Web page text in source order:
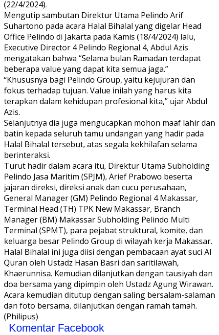
(22/4/2024).
Mengutip sambutan Direktur Utama Pelindo Arif
Suhartono pada acara Halal Bihalal yang digelar Head
Office Pelindo di Jakarta pada Kamis (18/4/2024) lalu,
Executive Director 4 Pelindo Regional 4, Abdul Azis
mengatakan bahwa “Selama bulan Ramadan terdapat
beberapa value yang dapat kita semua jaga.”
“Khususnya bagi Pelindo Group, yaitu kejujuran dan
fokus terhadap tujuan. Value inilah yang harus kita
terapkan dalam kehidupan profesional kita,” ujar Abdul
Azis.
Selanjutnya dia juga mengucapkan mohon maaf lahir dan
batin kepada seluruh tamu undangan yang hadir pada
Halal Bihalal tersebut, atas segala kekhilafan selama
berinteraksi.
Turut hadir dalam acara itu, Direktur Utama Subholding
Pelindo Jasa Maritim (SPJM), Arief Prabowo beserta
jajaran direksi, direksi anak dan cucu perusahaan,
General Manager (GM) Pelindo Regional 4 Makassar,
Terminal Head (TH) TPK New Makassar, Branch
Manager (BM) Makassar Subholding Pelindo Multi
Terminal (SPMT), para pejabat struktural, komite, dan
keluarga besar Pelindo Group di wilayah kerja Makassar.
Halal Bihalal ini juga diisi dengan pembacaan ayat suci Al
Quran oleh Ustadz Hasan Basri dan saritilawah,
Khaerunnisa. Kemudian dilanjutkan dengan tausiyah dan
doa bersama yang dipimpin oleh Ustadz Agung Wirawan.
Acara kemudian ditutup dengan saling bersalam-salaman
dan foto bersama, dilanjutkan dengan ramah tamah.
(Philipus)
Komentar Facebook